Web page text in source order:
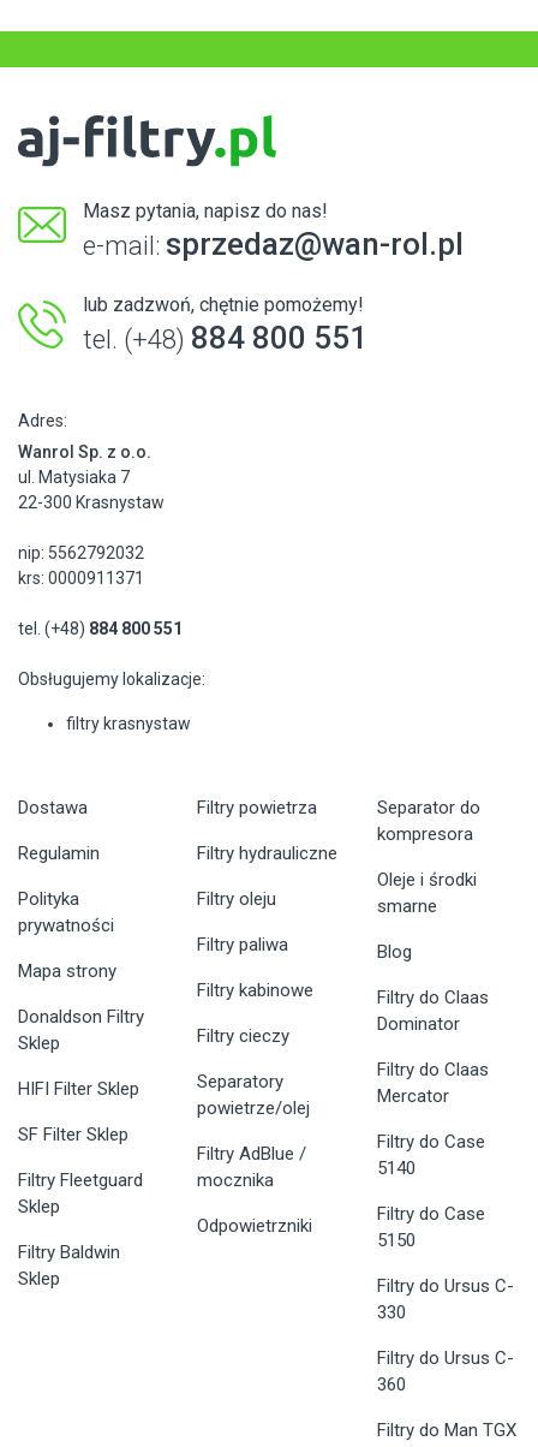
Masz pytania, napisz do nas!
e-mail: sprzedaz@wan-rol.pl
lub zadzwoń, chętnie pomożemy!
tel. (+48) 884 800 551
Adres:
Wanrol Sp. z o.o.
ul. Matysiaka 7
22-300 Krasnystaw
nip: 5562792032
krs: 0000911371
tel. (+48) 884 800 551
Obsługujemy lokalizacje:
filtry krasnystaw
Dostawa
Regulamin
Polityka
prywatności
Mapa strony
Donaldson Filtry
Sklep
HIFI Filter Sklep
SF Filter Sklep
Filtry Fleetguard
Sklep
Filtry Baldwin
Sklep
Filtry powietrza
Filtry hydrauliczne
Filtry oleju
Filtry paliwa
Filtry kabinowe
Filtry cieczy
Separatory
powietrze/olej
Filtry AdBlue /
mocznika
Odpowietrzniki
Separator do
kompresora
Oleje i środki
smarne
Blog
Filtry do Claas
Dominator
Filtry do Claas
Mercator
Filtry do Case
5140
Filtry do Case
5150
Filtry do Ursus C-
330
Filtry do Ursus C-
360
Filtry do Man TGX